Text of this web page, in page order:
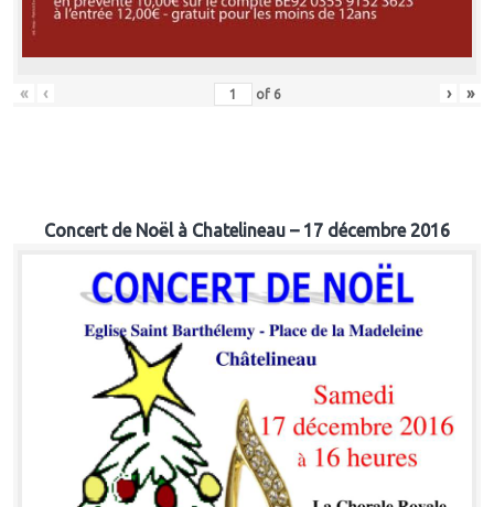
« ‹ of 6 › »
Concert de Noël à Chatelineau – 17 décembre 2016